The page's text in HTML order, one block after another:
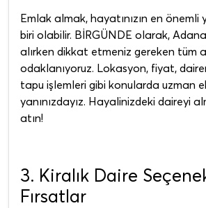
Emlak almak, hayatınızın en önemli
biri olabilir. BİRGÜNDE olarak,
alırken dikkat etmeniz gereken tüm
odaklanıyoruz. Lokasyon, fiyat,
tapu işlemleri gibi konularda uzman
yanınızdayız. Hayalinizdeki daireyi
atın!
3. Kiralık Daire
Fırsatlar